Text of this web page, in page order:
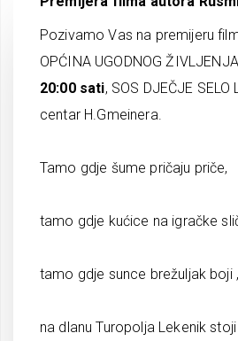
Pozivamo Vas na premijeru
OPĆINA UGODNOG
20:00 sati, SOS DJEČJE
centar H.Gmeinera.
Tamo gdje šume pričaju priče,
tamo gdje kućice na igračke
tamo gdje sunce brežuljak boji ,
na dlanu Turopolja Lekenik stoji